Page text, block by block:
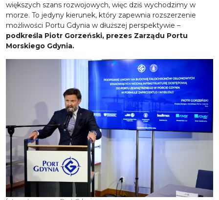
większych szans rozwojowych, więc dziś wychodzimy w
morze. To jedyny kierunek, który zapewnia rozszerzenie
możliwości Portu Gdynia w dłuższej perspektywie –
podkreśla Piotr Gorzeński, prezes Zarządu Portu
Morskiego Gdynia.